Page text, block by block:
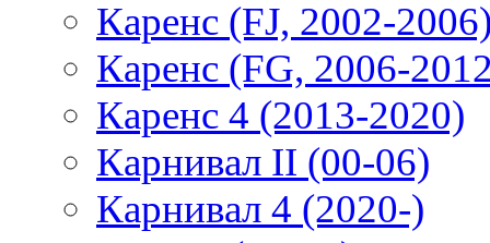
Каренс (FJ, 2002-
Каренс (FG, 2006-
Каренс 4 (2013-2020)
Карнивал II (00-06)
Карнивал 4 (2020-)